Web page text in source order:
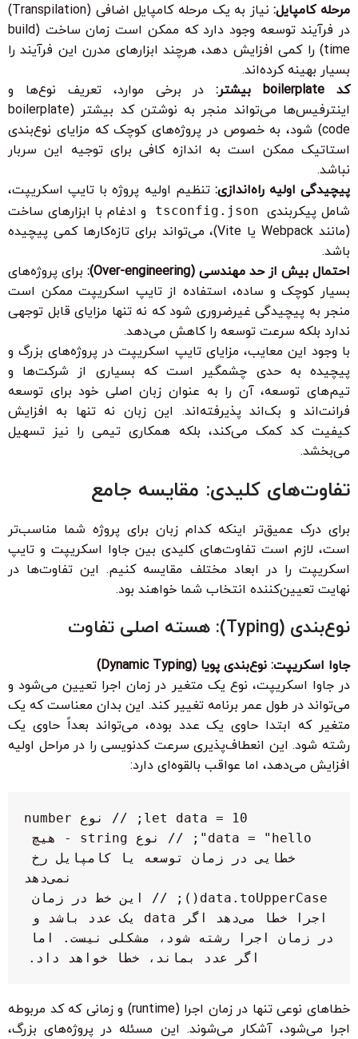
مرحله کامپایل:
نیاز به یک مرحله کامپایل اضافی (Transpilation)
در فرآیند توسعه وجود دارد که ممکن است زمان ساخت (build
time) را کمی افزایش دهد، هرچند ابزارهای مدرن این فرآیند را
بسیار بهینه کرده‌اند.
کد boilerplate بیشتر:
در برخی موارد، تعریف نوع‌ها و
اینترفیس‌ها می‌تواند منجر به نوشتن کد بیشتر (boilerplate
code) شود، به خصوص در پروژه‌های کوچک که مزایای نوع‌بندی
استاتیک ممکن است به اندازه کافی برای توجیه این سربار
نباشد.
پیچیدگی اولیه راه‌اندازی: تنظیم اولیه پروژه با تایپ اسکریپت،
شامل پیکربندی tsconfig.json
و ادغام با ابزارهای ساخت
(مانند Webpack یا Vite)، می‌تواند برای تازه‌کارها کمی پیچیده
باشد.
احتمال بیش از حد مهندسی (Over-engineering):
برای پروژه‌های
بسیار کوچک و ساده، استفاده از تایپ اسکریپت ممکن است
منجر به پیچیدگی غیرضروری شود که نه تنها مزایای قابل توجهی
ندارد بلکه سرعت توسعه را کاهش می‌دهد.
با وجود این معایب، مزایای تایپ اسکریپت در پروژه‌های بزرگ و
پیچیده به حدی چشمگیر است که بسیاری از شرکت‌ها و
تیم‌های توسعه، آن را به عنوان زبان اصلی خود برای توسعه
فرانت‌اند و بک‌اند پذیرفته‌اند. این زبان نه تنها به افزایش
کیفیت کد کمک می‌کند، بلکه همکاری تیمی را نیز تسهیل
می‌بخشد.
تفاوت‌های کلیدی: مقایسه جامع
برای درک عمیق‌تر اینکه کدام زبان برای پروژه شما مناسب‌تر
است، لازم است تفاوت‌های کلیدی بین جاوا اسکریپت و تایپ
اسکریپت را در ابعاد مختلف مقایسه کنیم. این تفاوت‌ها در
نهایت تعیین‌کننده انتخاب شما خواهند بود.
نوع‌بندی (Typing): هسته اصلی تفاوت
جاوا اسکریپت: نوع‌بندی پویا (Dynamic Typing)
در جاوا اسکریپت، نوع یک متغیر در زمان اجرا تعیین می‌شود و
می‌تواند در طول عمر برنامه تغییر کند. این بدان معناست که یک
متغیر که ابتدا حاوی یک عدد بوده، می‌تواند بعداً حاوی یک
رشته شود. این انعطاف‌پذیری سرعت کدنویسی را در مراحل اولیه
افزایش می‌دهد، اما عواقب بالقوه‌ای دارد:
اگر عدد بماند، خطا خواهد داد.
خطاهای نوعی تنها در زمان اجرا (runtime) و زمانی که کد مربوطه
اجرا می‌شود، آشکار می‌شوند. این مسئله در پروژه‌های بزرگ،